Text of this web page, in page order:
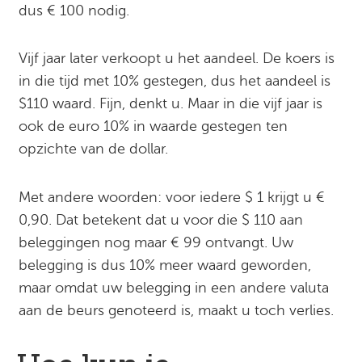
dus € 100 nodig.
Vijf jaar later verkoopt u het aandeel. De koers is
in die tijd met 10% gestegen, dus het aandeel is
$110 waard. Fijn, denkt u. Maar in die vijf jaar is
ook de euro 10% in waarde gestegen ten
opzichte van de dollar.
Met andere woorden: voor iedere $ 1 krijgt u €
0,90. Dat betekent dat u voor die $ 110 aan
beleggingen nog maar € 99 ontvangt. Uw
belegging is dus 10% meer waard geworden,
maar omdat uw belegging in een andere valuta
aan de beurs genoteerd is, maakt u toch verlies.